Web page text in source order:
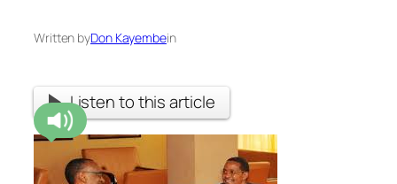
Written byDon Kayembein
Listen to this article